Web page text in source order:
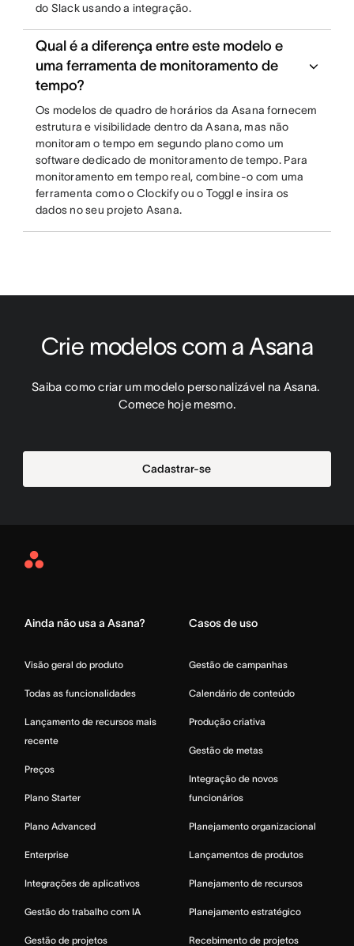
do Slack usando a integração.
Qual é a diferença entre este modelo e
uma ferramenta de monitoramento de
tempo?
Os modelos de quadro de horários da Asana fornecem
estrutura e visibilidade dentro da Asana, mas não
monitoram o tempo em segundo plano como um
software dedicado de monitoramento de tempo. Para
monitoramento em tempo real, combine-o com uma
ferramenta como o Clockify ou o Toggl e insira os
dados no seu projeto Asana.
Crie modelos com a Asana
Saiba como criar um modelo personalizável na Asana.
Comece hoje mesmo.
Cadastrar-se
Asana
Ainda não usa a Asana?
Visão geral do produto
Todas as funcionalidades
Lançamento de recursos mais
recente
Preços
Plano Starter
Plano Advanced
Enterprise
Integrações de aplicativos
Gestão do trabalho com IA
Gestão de projetos
Casos de uso
Gestão de campanhas
Calendário de conteúdo
Produção criativa
Gestão de metas
Integração de novos
funcionários
Planejamento organizacional
Lançamentos de produtos
Planejamento de recursos
Planejamento estratégico
Recebimento de projetos